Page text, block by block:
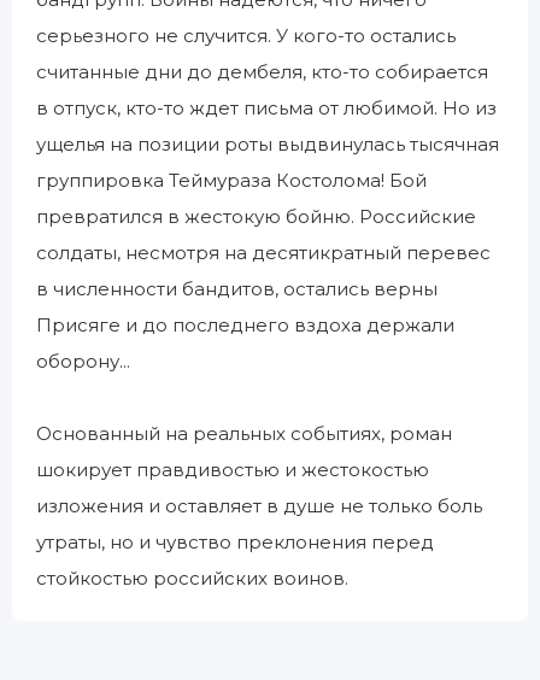
серьезного не случится. У кого-то остались
считанные дни до дембеля, кто-то собирается
в отпуск, кто-то ждет письма от любимой. Но из
ущелья на позиции роты выдвинулась тысячная
группировка Теймураза Костолома! Бой
превратился в жестокую бойню. Российские
солдаты, несмотря на десятикратный перевес
в численности бандитов, остались верны
Присяге и до последнего вздоха держали
оборону...
Основанный на реальных событиях, роман
шокирует правдивостью и жестокостью
изложения и оставляет в душе не только боль
утраты, но и чувство преклонения перед
стойкостью российских воинов.